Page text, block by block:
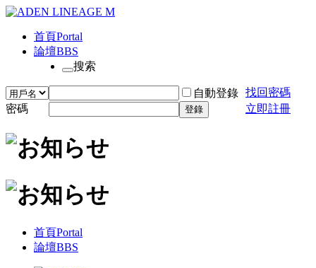
首頁Portal
論壇BBS
搜索
自動登錄 找回密碼
密碼
登錄 立即註冊
首頁Portal
論壇BBS